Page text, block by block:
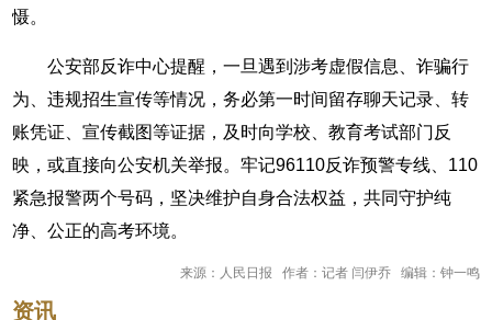
慑。
公安部反诈中心提醒，一旦遇到涉考虚假信息、诈骗行
为、违规招生宣传等情况，务必第一时间留存聊天记录、转
账凭证、宣传截图等证据，及时向学校、教育考试部门反
映，或直接向公安机关举报。牢记96110反诈预警专线、110
紧急报警两个号码，坚决维护自身合法权益，共同守护纯
净、公正的高考环境。
来源：人民日报 作者：记者 闫伊乔 编辑：钟一鸣
资讯